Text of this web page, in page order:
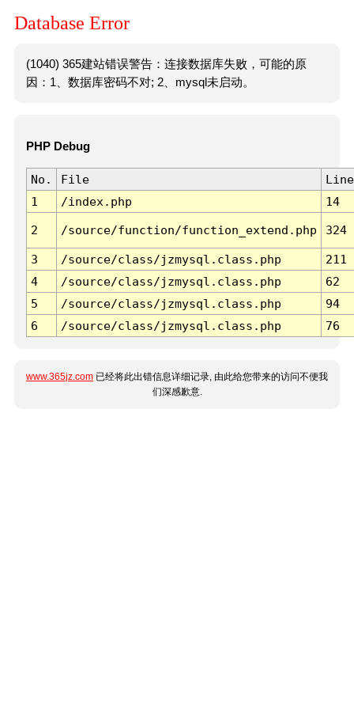
Database Error
(1040) 365建站错误警告：连接数据库失败，可能的原
因：1、数据库密码不对; 2、mysql未启动。
PHP Debug
No. File
Line
1
/index.php 14
2 /source/function/function_extend.php 324
3 /source/class/jzmysql.class.php
211
4
/source/class/jzmysql.class.php
62
5
/source/class/jzmysql.class.php
94
6
/source/class/jzmysql.class.php 76
www.365jz.com 已经将此出错信息详细记录, 由此给您带来的访问不便我
们深感歉意.